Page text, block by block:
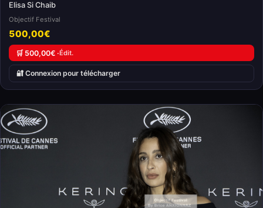
Elisa Si Chaib
Objectif Festival
500,00€
🛒 500,00€ ·Édit.
🔐 Connexion pour télécharger